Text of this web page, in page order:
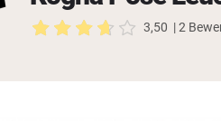
3,50 | 2